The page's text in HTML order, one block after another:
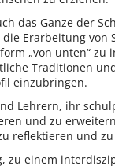
das Ganze der
Erarbeitung von
„von unten“
Traditionen
einzubringen.
Lehrern, ihr
und zu
reflektieren und
zu einem